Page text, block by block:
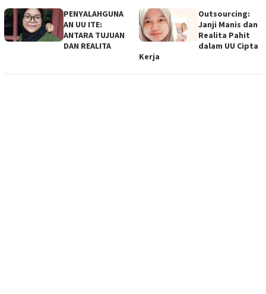
PENYALAHGUNA
AN UU ITE:
ANTARA TUJUAN
DAN REALITA
Outsourcing:
Janji Manis dan
Realita Pahit
dalam UU Cipta
Kerja